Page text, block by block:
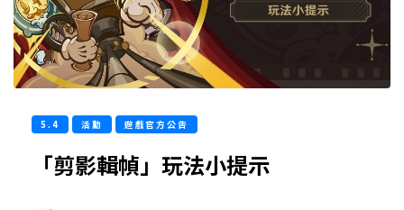
5.4 活動 遊戲官方公告
「剪影輯幀」玩法小提示